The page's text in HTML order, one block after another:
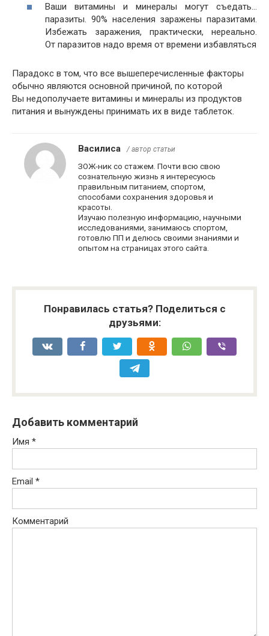
Ваши витамины и минералы могут съедать…
паразиты. 90% населения заражены паразитами.
Избежать заражения, практически, нереально.
От паразитов надо время от времени избавляться
Парадокс в том, что все вышеперечисленные факторы
обычно являются основной причиной, по которой
Вы недополучаете витамины и минералы из продуктов
питания и вынуждены принимать их в виде таблеток.
Василиса / автор статьи
ЗОЖ-ник со стажем. Почти всю свою
сознательную жизнь я интересуюсь
правильным питанием, спортом,
способами сохранения здоровья и
красоты.
Изучаю полезную информацию, научными
исследованиями, занимаюсь спортом,
готовлю ПП и делюсь своими знаниями и
опытом на страницах этого сайта.
Понравилась статья? Поделиться с
друзьями:
Добавить комментарий
Имя *
Email *
Комментарий